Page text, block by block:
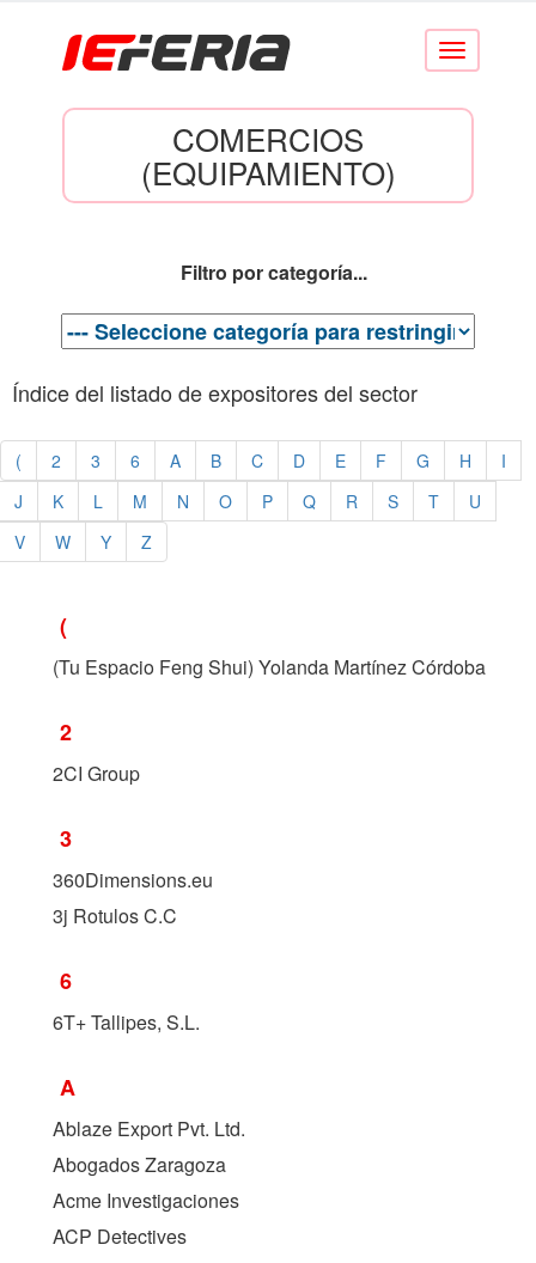
Conmutar
navegación
COMERCIOS
(EQUIPAMIENTO)
Filtro por categoría...
Índice del listado de expositores del sector
( 2 3 6 A B C D E F G H
I
J
K L M N O P Q R S T
U
V
W Y Z
(
(Tu Espacio Feng Shui) Yolanda Martínez Córdoba
2
2CI Group
3
360Dimensions.eu
3j Rotulos C.C
6
6T+ Tallipes, S.L.
A
Ablaze Export Pvt. Ltd.
Abogados Zaragoza
Acme Investigaciones
ACP Detectives